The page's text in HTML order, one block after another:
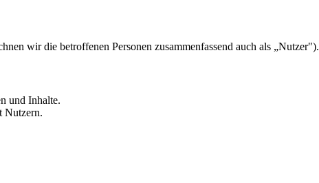
wir die betroffenen Personen zusammenfassend auch als „Nutzer").
und Inhalte.
Nutzern.